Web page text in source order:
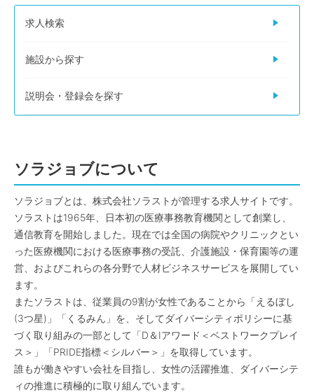
求人検索
施設から探す
説明会・登録会を探す
ソラジョブについて
ソラジョブとは、株式会社ソラストが管理する求人サイトです。
ソラストは1965年、日本初の医療事務教育機関として創業し、
通信教育を開始しました。現在では全国の病院やクリニックとい
った医療機関における医療事務の受託、介護施設・保育園等の運
営、およびこれらの各分野で人材ビジネスサービスを展開してい
ます。
またソラストは、従業員の9割が女性であることから「えるぼし
(3つ星)」「くるみん」を、そしてダイバーシティポリシーに基
づく取り組みの一部として「D＆Iアワード＜ベストワークプレイ
ス＞」「PRIDE指標＜シルバー＞」を取得しています。
誰もが働きやすい会社を目指し、女性の活躍推進、ダイバーシテ
ィの推進に積極的に取り組んでいます。